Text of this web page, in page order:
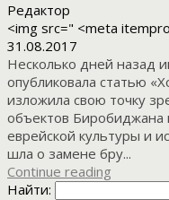
Редактор
<img src=" <meta
31.08.2017
Несколько дней назад
опубликовала статью
изложила свою точку
объектов
еврейской культуры и
шла о замене бру...
Continue reading
Найти: